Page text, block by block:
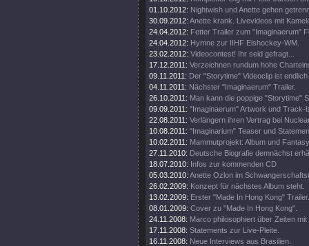
01.10.2012: Nightwish und Anette gehen
30.09.2012: Anette krank. Livevideos mit
24.04.2012: Fetter Trailer zum "Imaginaerum"
24.04.2012: Hymne zur IIHF Eishockey-WM.
23.02.2012: Videocontest! Ihr seid gefragt...
17.12.2011: Verzeichnen rundum hohe
09.11.2011: Der "Storytime" Videoclip ist endlich
04.11.2011: Nächster "Imaginaerum" Trailer.
26.10.2011: Man kann die poppige "Storytime"
09.09.2011: "Imaginaerum" Artwork und Track-
22.08.2011: Verlängern ihren Vertrag bei
10.08.2011: "Imaginarium" Teaser und
10.02.2011: Mammutprojekt: Album und
27.11.2010: Deutsche Biografie demnächst
18.07.2010: Infos zur kommenden CD
05.03.2010: Anette Ozlon im
26.02.2009: Konzept für nächstes Album steht.
13.02.2009: Erster "Made In Hong Kong" Trailer.
08.01.2009: Cover zu "Made In Hong Kong".
24.11.2008: Marco philosophiert über Zeiten mit
17.11.2008: Statements zur Live-Pleite.
16.11.2008: Neue Interviews aus Brasilien.